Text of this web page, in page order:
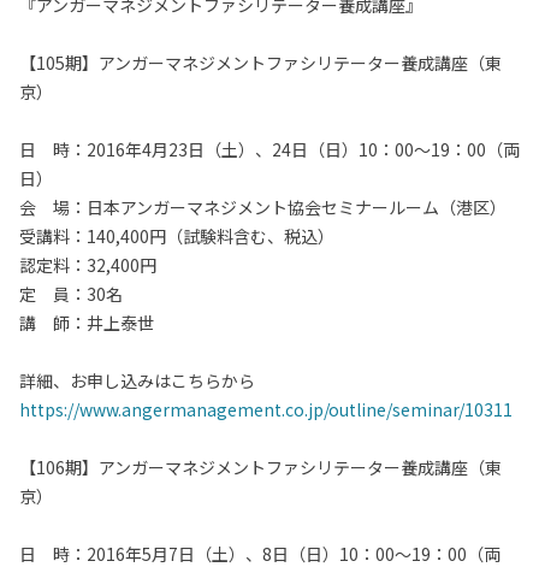
『アンガーマネジメントファシリテーター養成講座』
【105期】アンガーマネジメントファシリテーター養成講座（東
京）
日 時：2016年4月23日（土）、24日（日）10：00～19：00（両
日）
会 場：日本アンガーマネジメント協会セミナールーム（港区）
受講料：140,400円（試験料含む、税込）
認定料：32,400円
定 員：30名
講 師：井上泰世
詳細、お申し込みはこちらから
https://www.angermanagement.co.jp/outline/seminar/10311
【106期】アンガーマネジメントファシリテーター養成講座（東
京）
日 時：2016年5月7日（土）、8日（日）10：00～19：00（両